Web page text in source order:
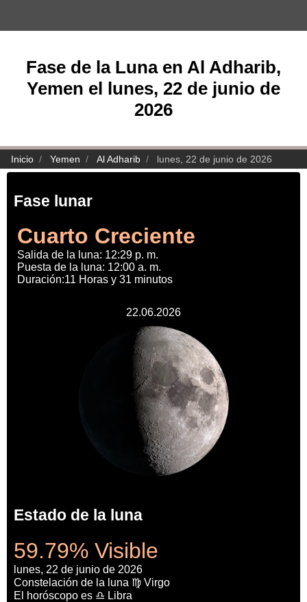
Fase de la Luna en Al Adharib,
Yemen el lunes, 22 de junio de
2026
Inicio Yemen Al Adharib lunes, 22 de junio de 2026
Fase lunar
Cuarto Creciente
Salida de la luna: 12:29 p. m.
Puesta de la luna: 12:00 a. m.
Duración:11 Horas y 31 minutos
22.06.2026
Estado de la luna
59.79% Visible
lunes, 22 de junio de 2026
Constelación de la luna ♍ Virgo
El horóscopo es ♎ Libra